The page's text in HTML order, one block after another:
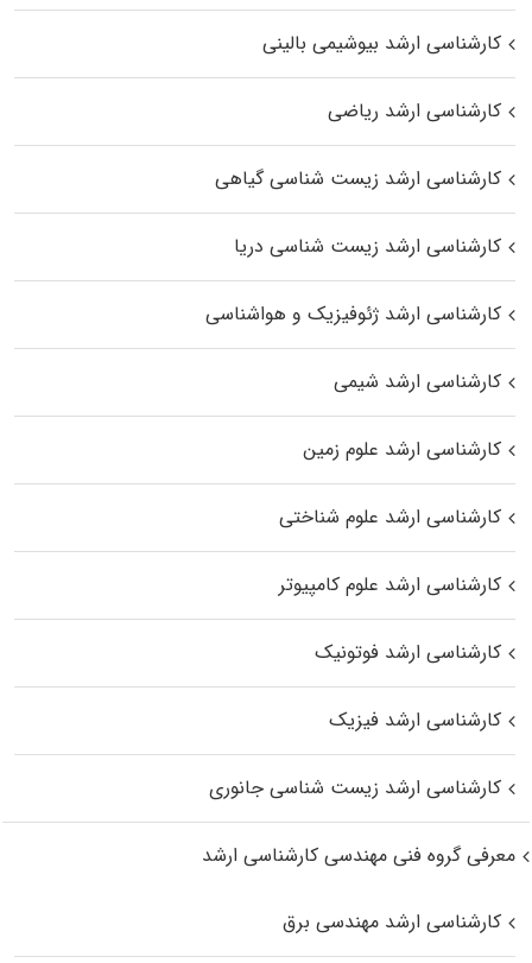
کارشناسی ارشد بیوشیمی بالینی
کارشناسی ارشد ریاضی
کارشناسی ارشد زیست‌ شناسی گیاهی
کارشناسی ارشد زیست‌ شناسی دریا
کارشناسی ارشد ژئوفیزیک و هواشناسی
کارشناسی ارشد شیمی
کارشناسی ارشد علوم زمین
کارشناسی ارشد علوم شناختی
کارشناسی ارشد علوم کامپیوتر
کارشناسی ارشد فوتونیک
کارشناسی ارشد فیزیک
کارشناسی ارشد زیست‌ شناسی جانوری
معرفی گروه فنی مهندسی کارشناسی ارشد
کارشناسی ارشد مهندسی برق